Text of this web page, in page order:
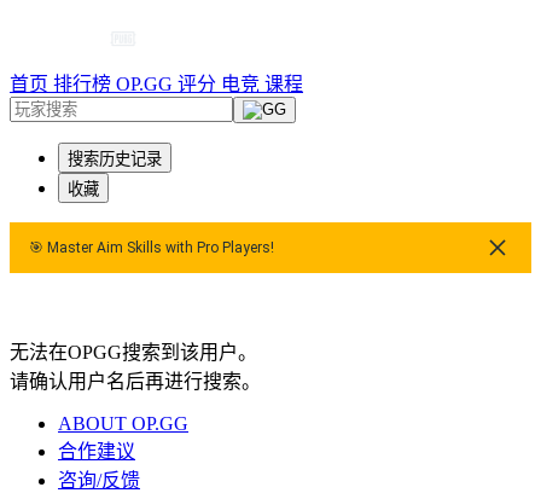
首页 排行榜 OP.GG 评分 电竞 课程
搜索历史记录
收藏
🎯 Master Aim Skills with Pro Players!
无法在OPGG搜索到该用户。
请确认用户名后再进行搜索。
ABOUT OP.GG
合作建议
咨询/反馈